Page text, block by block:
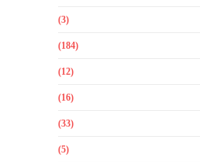
(3)
(184)
(12)
(16)
(33)
(5)